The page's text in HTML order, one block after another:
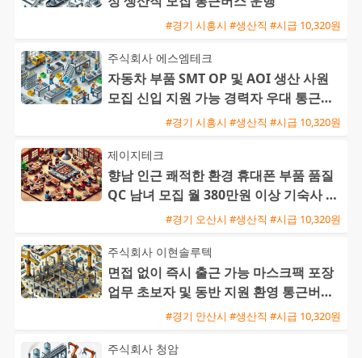
#경기 시흥시 #생산직 #시급 10,320원
주식회사 에스엠테크
자동차 부품 SMT OP 및 AOI 생산 사원
모집 신입 지원 가능 경력자 우대 통근버
#경기 시흥시 #생산직 #시급 10,320원
제이지테크
향남 인근 쾌적한 환경 휴대폰 부품 품질
QC 남녀 모집 월 380만원 이상 기숙사 제
#경기 오산시 #생산직 #시급 10,320원
주식회사 이현솔루텍
면접 없이 즉시 출근 가능 마스크팩 포장
업무 초보자 및 동반 지원 환영 통근버스
#경기 안산시 #생산직 #시급 10,320원
주식회사 청암